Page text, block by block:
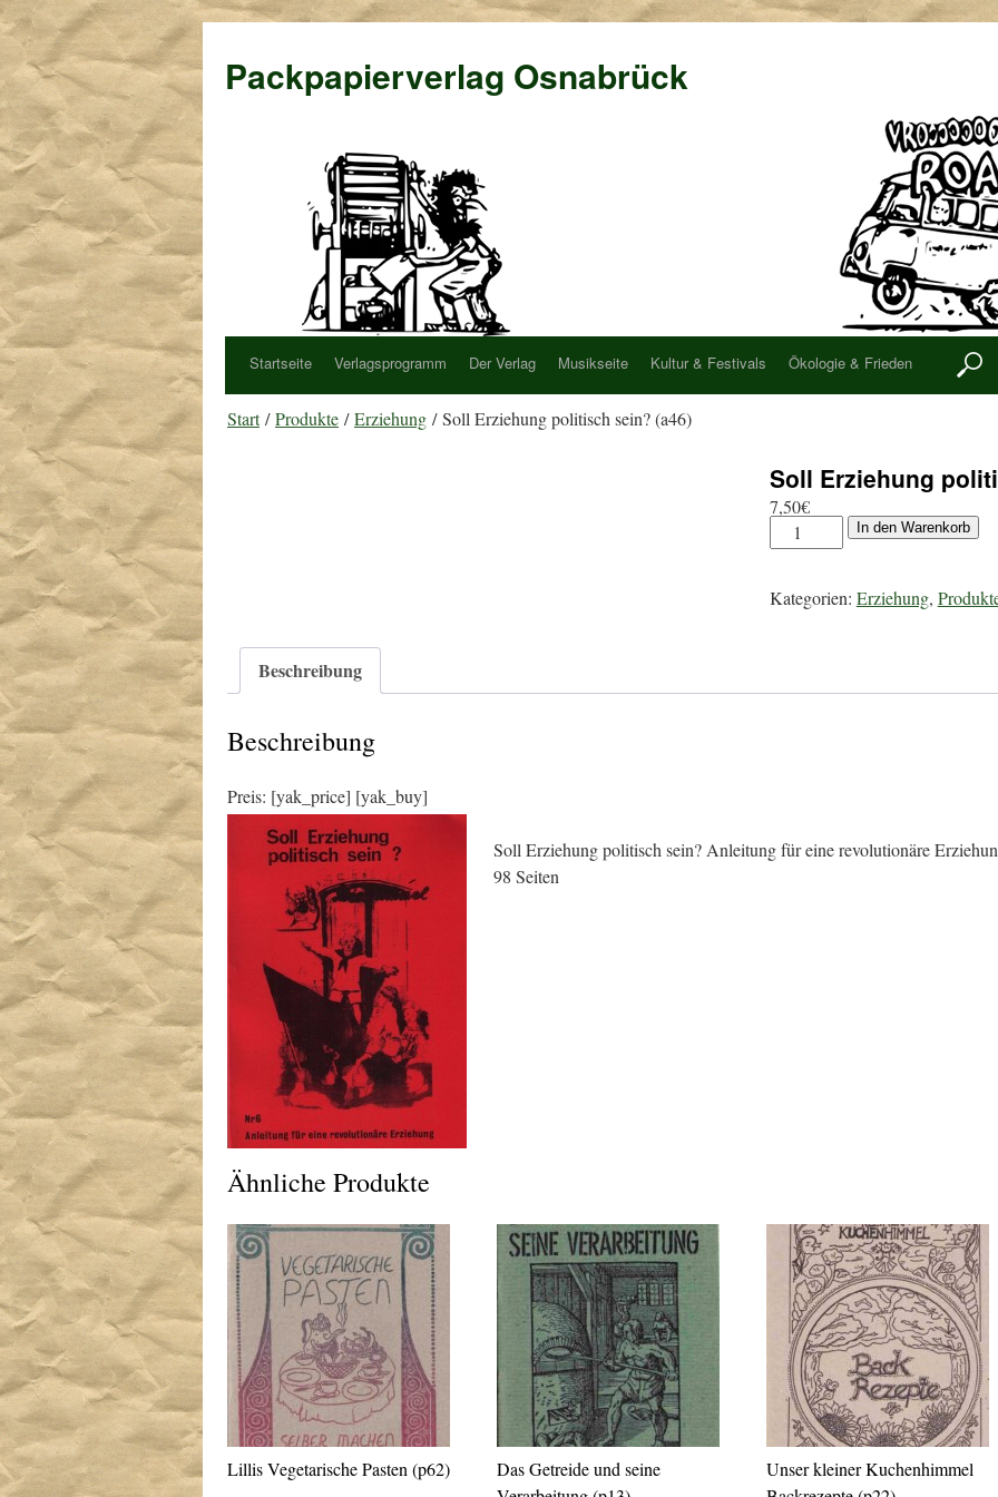
Packpapierverlag Osnabrück
Startseite Verlagsprogramm Der Verlag Musikseite Kultur & Festivals Ökologie & Frieden
Start/Produkte /Erziehung / Soll Erziehung politisch sein? (a46)
Soll Erziehung
7,50€
In den Warenkorb
Kategorien: Erziehung,
Beschreibung
Beschreibung
Preis: [yak_price] [yak_buy]
Soll Erziehung politisch sein? Anleitung für eine revolutionäre
98 Seiten
Ähnliche Produkte
Lillis Vegetarische Pasten (p62)
Das Getreide und seine
Unser kleiner Kuchenhimmel